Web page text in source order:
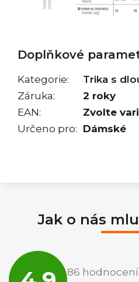
Doplňkové
Kategorie:
Trika s
Záruka:
2 roky
EAN:
Zvolte
Určeno pro: Dámské
Jak o nás
hodnocení
obchodu
86 hodnocení